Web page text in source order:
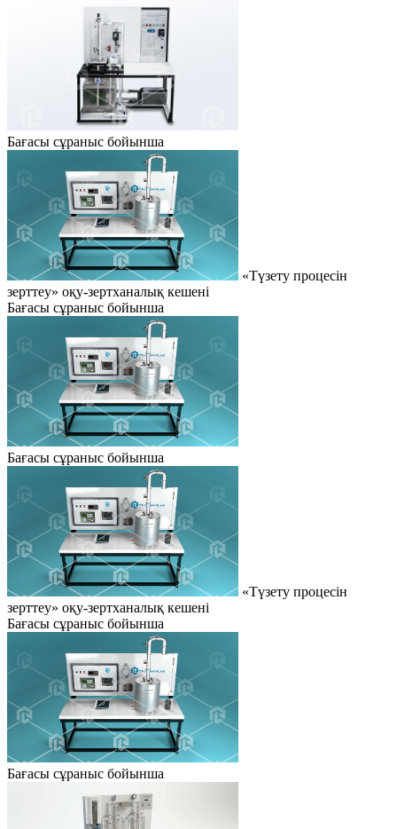
Бағасы сұраныс бойынша
«Түзету процесін
зерттеу» оқу-зертханалық кешені
Бағасы сұраныс бойынша
Бағасы сұраныс бойынша
«Түзету процесін
зерттеу» оқу-зертханалық кешені
Бағасы сұраныс бойынша
Бағасы сұраныс бойынша